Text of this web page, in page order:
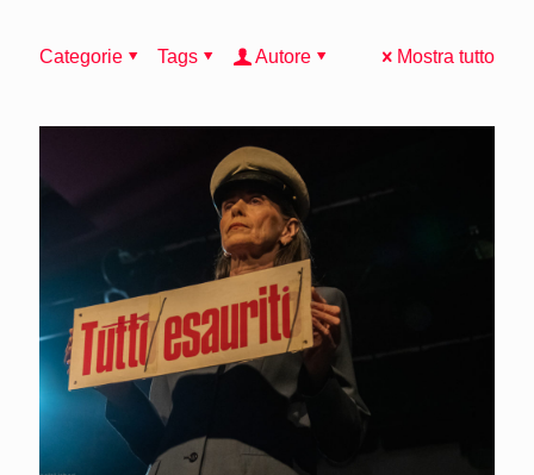
Categorie Tags Autore Mostra tutto